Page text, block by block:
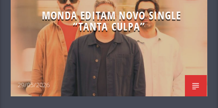
MONDA EDITAM NOVO SINGLE
“TANTA CULPA”
29/05/2026